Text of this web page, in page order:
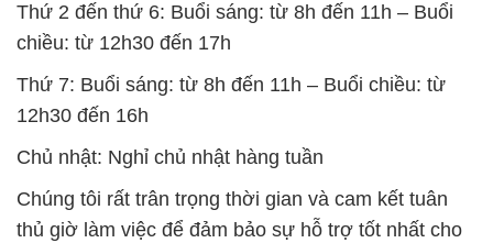
Thứ 2 đến thứ 6: Buổi sáng: từ 8h đến 11h – Buổi
chiều: từ 12h30 đến 17h
Thứ 7: Buổi sáng: từ 8h đến 11h – Buổi chiều: từ
12h30 đến 16h
Chủ nhật: Nghỉ chủ nhật hàng tuần
Chúng tôi rất trân trọng thời gian và cam kết tuân
thủ giờ làm việc để đảm bảo sự hỗ trợ tốt nhất cho